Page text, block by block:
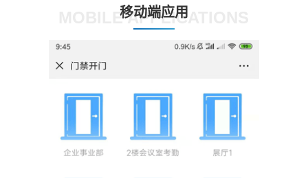
移动端应用
MOBILE APPLICATIONS